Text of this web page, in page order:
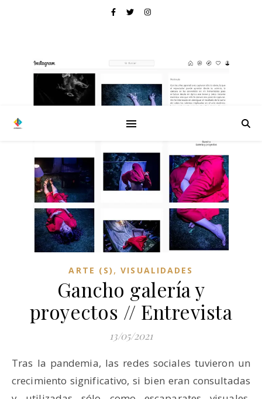
ARTE (S) ,VISUALIDADES
Gancho galería y
proyectos // Entrevista
13/05/2021
Tras la pandemia, las redes sociales tuvieron un
crecimiento significativo, si bien eran consultadas